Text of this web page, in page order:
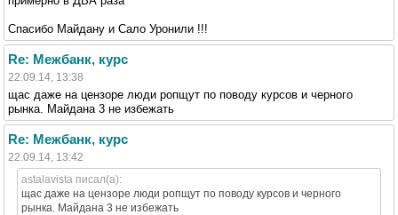
Спасибо Майдану и Сало Уронили !!!
Re: Межбанк, курс
22.09.14, 13:38
щас даже на цензоре люди ропщут по поводу курсов и черного
рынка. Майдана 3 не избежать
Re: Межбанк, курс
22.09.14, 13:42
astalavista писал(а):
щас даже на цензоре люди ропщут по поводу курсов и черного
рынка. Майдана 3 не избежать